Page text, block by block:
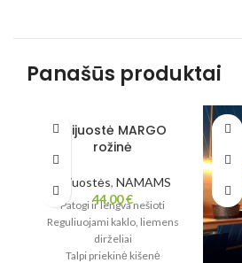
Panašūs produktai
Prijuostė MARGO
rožinė
Prijuostės, NAMAMS
44,00€
Patogi ir lengva nešioti
Reguliuojami kaklo, liemens
dirželiai
Talpi priekinė kišenė